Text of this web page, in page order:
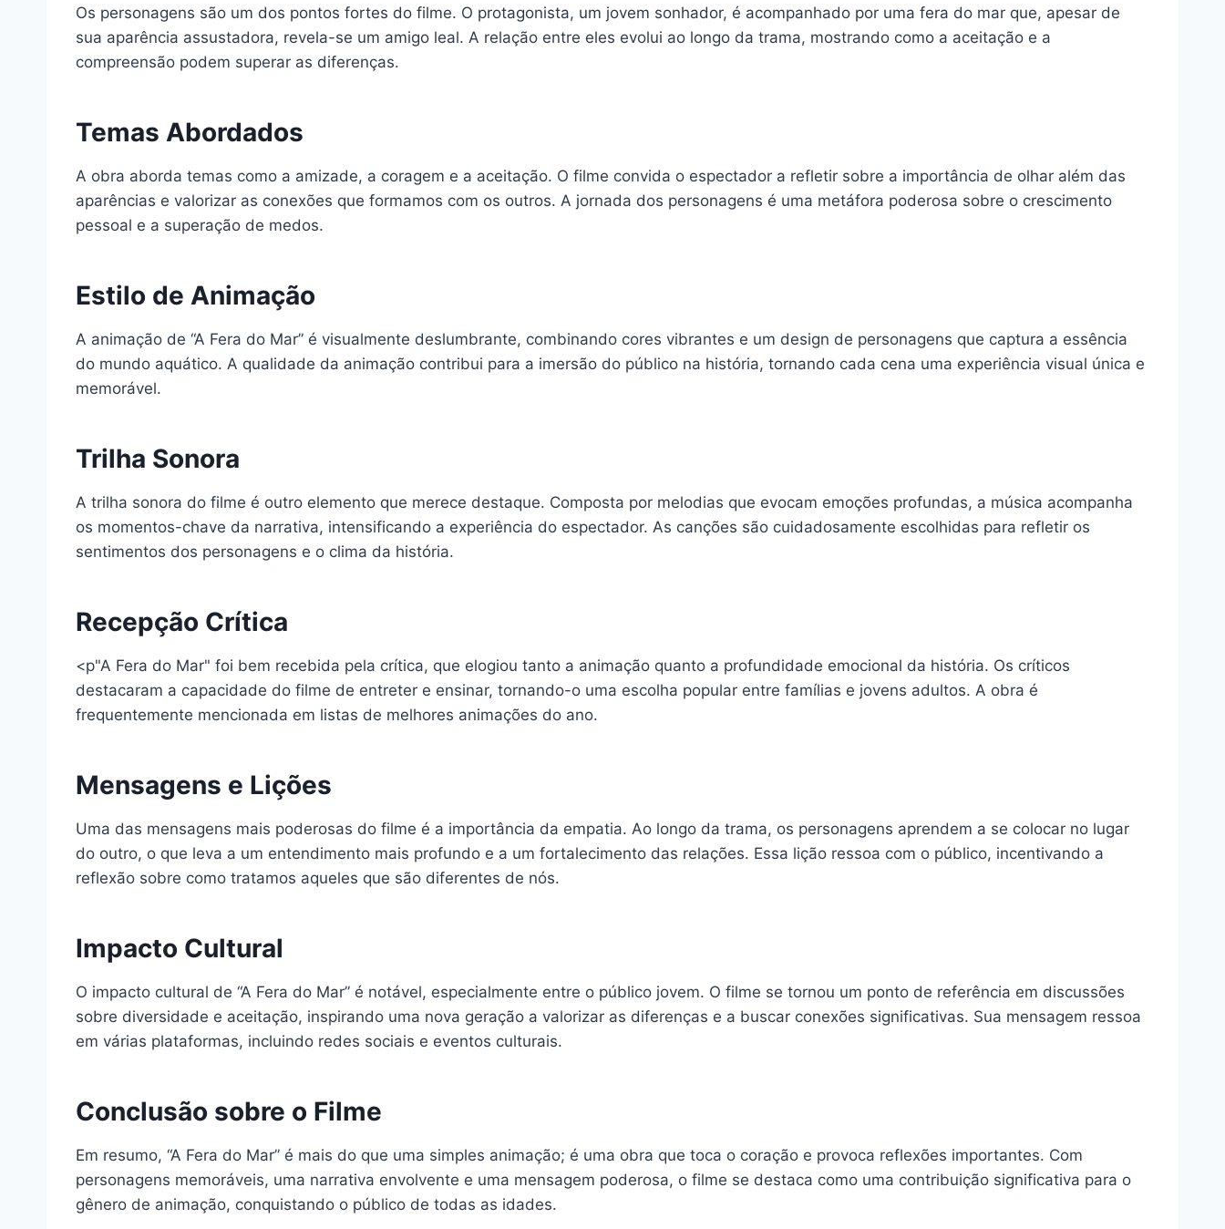
Os personagens são um dos pontos fortes do filme. O protagonista, um jovem sonhador, é acompanhado por uma fera do mar que, apesar de
sua aparência assustadora, revela-se um amigo leal. A relação entre eles evolui ao longo da trama, mostrando como a aceitação e a
compreensão podem superar as diferenças.
Temas Abordados
A obra aborda temas como a amizade, a coragem e a aceitação. O filme convida o espectador a refletir sobre a importância de olhar além das
aparências e valorizar as conexões que formamos com os outros. A jornada dos personagens é uma metáfora poderosa sobre o crescimento
pessoal e a superação de medos.
Estilo de Animação
A animação de “A Fera do Mar” é visualmente deslumbrante, combinando cores vibrantes e um design de personagens que captura a essência
do mundo aquático. A qualidade da animação contribui para a imersão do público na história, tornando cada cena uma experiência visual única e
memorável.
Trilha Sonora
A trilha sonora do filme é outro elemento que merece destaque. Composta por melodias que evocam emoções profundas, a música acompanha
os momentos-chave da narrativa, intensificando a experiência do espectador. As canções são cuidadosamente escolhidas para refletir os
sentimentos dos personagens e o clima da história.
Recepção Crítica
<p"A Fera do Mar" foi bem recebida pela crítica, que elogiou tanto a animação quanto a profundidade emocional da história. Os críticos
destacaram a capacidade do filme de entreter e ensinar, tornando-o uma escolha popular entre famílias e jovens adultos. A obra é
frequentemente mencionada em listas de melhores animações do ano.
Mensagens e Lições
Uma das mensagens mais poderosas do filme é a importância da empatia. Ao longo da trama, os personagens aprendem a se colocar no lugar
do outro, o que leva a um entendimento mais profundo e a um fortalecimento das relações. Essa lição ressoa com o público, incentivando a
reflexão sobre como tratamos aqueles que são diferentes de nós.
Impacto Cultural
O impacto cultural de “A Fera do Mar” é notável, especialmente entre o público jovem. O filme se tornou um ponto de referência em discussões
sobre diversidade e aceitação, inspirando uma nova geração a valorizar as diferenças e a buscar conexões significativas. Sua mensagem ressoa
em várias plataformas, incluindo redes sociais e eventos culturais.
Conclusão sobre o Filme
Em resumo, “A Fera do Mar” é mais do que uma simples animação; é uma obra que toca o coração e provoca reflexões importantes. Com
personagens memoráveis, uma narrativa envolvente e uma mensagem poderosa, o filme se destaca como uma contribuição significativa para o
gênero de animação, conquistando o público de todas as idades.